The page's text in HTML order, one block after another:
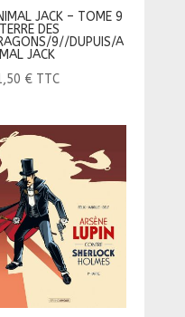
JACK – TOME 9
DES
9//DUPUIS/A
JACK
€ TTC